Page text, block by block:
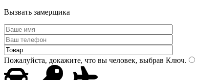
Вызвать замерщика
Пожалуйста, докажите, что вы человек, выбрав Ключ.